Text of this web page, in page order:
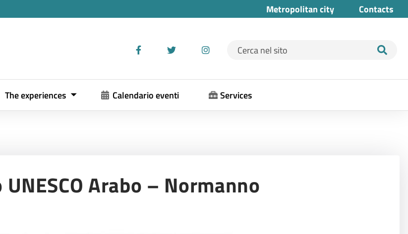
Metropolitan city Contacts
Ricerca per:
The experiences Calendario eventi Services
Arabo – Normanno